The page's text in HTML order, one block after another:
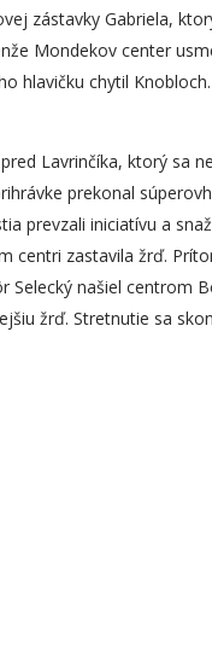
zástavky Gabriela,
Mondekov center
hlavičku chytil
Lavrinčíka, ktorý sa
prekonal
prevzali iniciatívu a
centri zastavila žrď.
našiel centrom
žrď. Stretnutie sa